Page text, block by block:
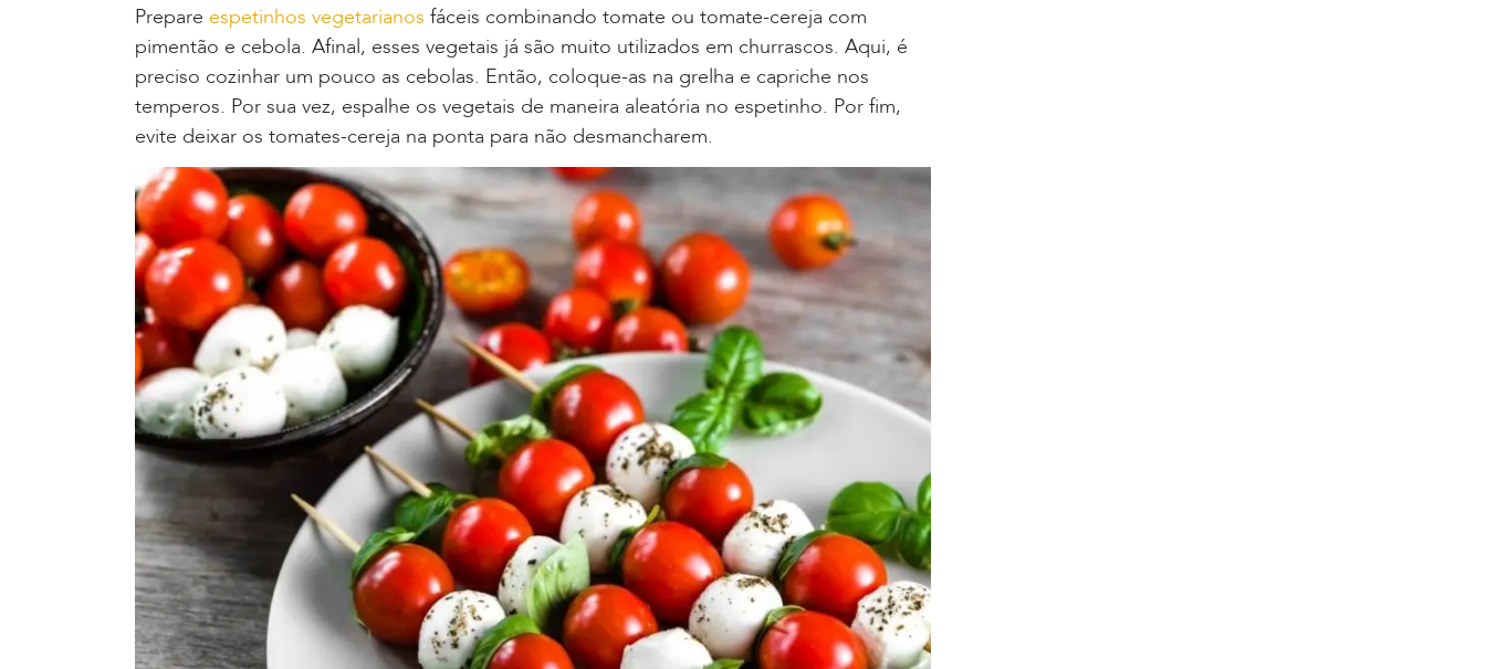
Prepare espetinhos vegetarianos fáceis combinando tomate ou tomate-cereja com
pimentão e cebola. Afinal, esses vegetais já são muito utilizados em churrascos. Aqui, é
preciso cozinhar um pouco as cebolas. Então, coloque-as na grelha e capriche nos
temperos. Por sua vez, espalhe os vegetais de maneira aleatória no espetinho. Por fim,
evite deixar os tomates-cereja na ponta para não desmancharem.